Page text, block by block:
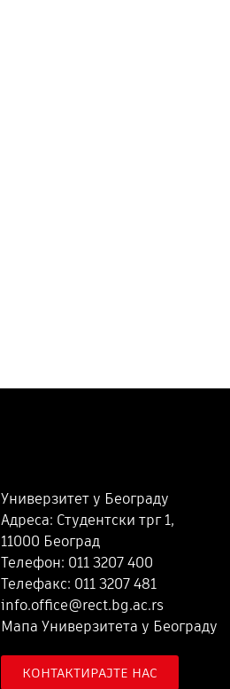
Универзитет у Београду
Адреса: Студентски трг 1,
11000 Београд
Телефон: 011 3207 400
Телефакс: 011 3207 481
info.office@rect.bg.ac.rs
Мапа Универзитета у Београду
КОНТАКТИРАЈТЕ НАС